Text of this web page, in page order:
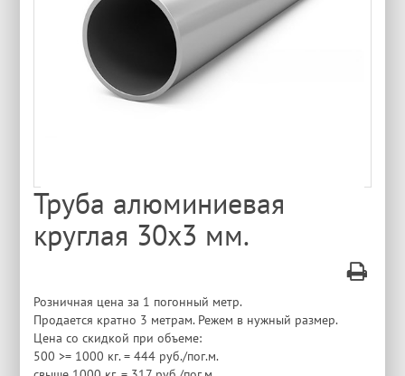
Труба алюминиевая
круглая 30x3 мм.
Розничная цена за 1 погонный метр.
Продается кратно 3 метрам. Режем в нужный размер.
Цена со скидкой при объеме:
500 >= 1000 кг. = 444 руб./пог.м.